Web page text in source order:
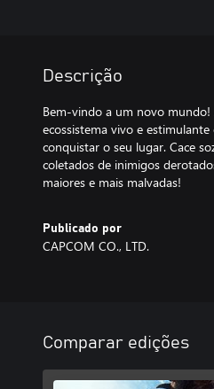
Descrição
Bem-vindo a um novo mundo!
ecossistema vivo e
conquistar o seu lugar. Cace
coletados de inimigos
maiores e mais malvadas!
Publicado por
CAPCOM CO., LTD.
Comparar edições